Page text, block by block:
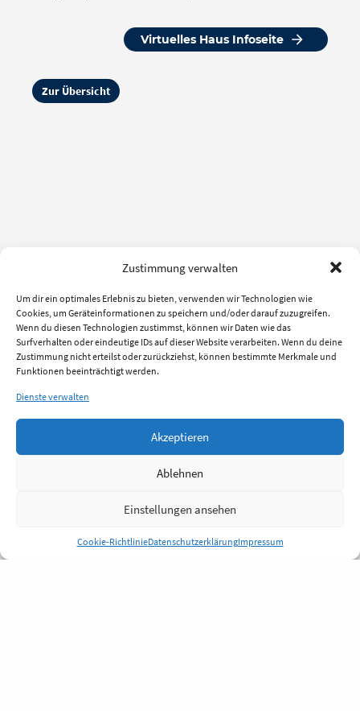
Zustimmung verwalten
Um dir ein optimales Erlebnis zu bieten, verwenden wir Technologien wie
Cookies, um Geräteinformationen zu speichern und/oder darauf zuzugreifen.
Wenn du diesen Technologien zustimmst, können wir Daten wie das
Surfverhalten oder eindeutige IDs auf dieser Website verarbeiten. Wenn du deine
Zustimmung nicht erteilst oder zurückziehst, können bestimmte Merkmale und
Funktionen beeinträchtigt werden.
Dienste verwalten
Akzeptieren
Ablehnen
Einstellungen ansehen
Cookie-RichtlinieDatenschutzerklärungImpressum
Virtuelles Haus Infoseite
Zur Übersicht